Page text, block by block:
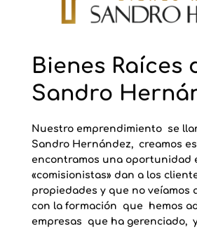
Bienes Raíces
Sandro
Nuestro emprendimiento se
Sandro Hernández, creamos
encontramos una oportunidad
«comisionistas» dan a los
propiedades y que no veíamos
con la formación que hemos
empresas que ha gerenciado,